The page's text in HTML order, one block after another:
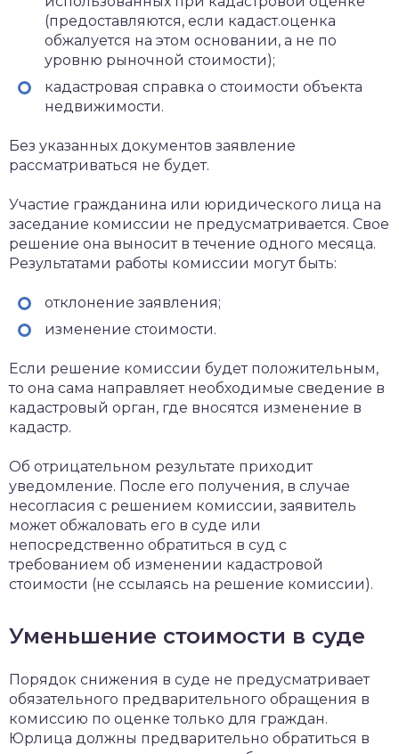
(предоставляются, если кадаст.оценка
обжалуется на этом основании, а не по
уровню рыночной стоимости);
кадастровая справка о стоимости объекта
недвижимости.
Без указанных документов заявление
рассматриваться не будет.
Участие гражданина или юридического лица на
заседание комиссии не предусматривается. Свое
решение она выносит в течение одного месяца.
Результатами работы комиссии могут быть:
отклонение заявления;
изменение стоимости.
Если решение комиссии будет положительным,
то она сама направляет необходимые сведение в
кадастровый орган, где вносятся изменение в
кадастр.
Об отрицательном результате приходит
уведомление. После его получения, в случае
несогласия с решением комиссии, заявитель
может обжаловать его в суде или
непосредственно обратиться в суд с
требованием об изменении кадастровой
стоимости (не ссылаясь на решение комиссии).
Уменьшение стоимости в суде
Порядок снижения в суде не предусматривает
обязательного предварительного обращения в
комиссию по оценке только для граждан.
Юрлица должны предварительно обратиться в